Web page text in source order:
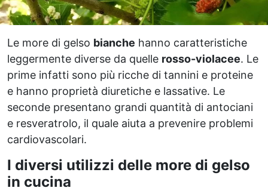
Le more di gelso bianche hanno caratteristiche
leggermente diverse da quelle rosso-violacee. Le
prime infatti sono più ricche di tannini e proteine
e hanno proprietà diuretiche e lassative. Le
seconde presentano grandi quantità di antociani
e resveratrolo, il quale aiuta a prevenire problemi
cardiovascolari.
I diversi utilizzi delle more di gelso
in cucina